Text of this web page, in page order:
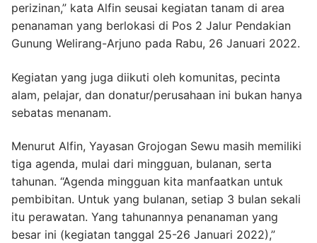
perizinan,” kata Alfin seusai kegiatan tanam di area
penanaman yang berlokasi di Pos 2 Jalur Pendakian
Gunung Welirang-Arjuno pada Rabu, 26 Januari 2022.
Kegiatan yang juga diikuti oleh komunitas, pecinta
alam, pelajar, dan donatur/perusahaan ini bukan hanya
sebatas menanam.
Menurut Alfin, Yayasan Grojogan Sewu masih memiliki
tiga agenda, mulai dari mingguan, bulanan, serta
tahunan. “Agenda mingguan kita manfaatkan untuk
pembibitan. Untuk yang bulanan, setiap 3 bulan sekali
itu perawatan. Yang tahunannya penanaman yang
besar ini (kegiatan tanggal 25-26 Januari 2022),”